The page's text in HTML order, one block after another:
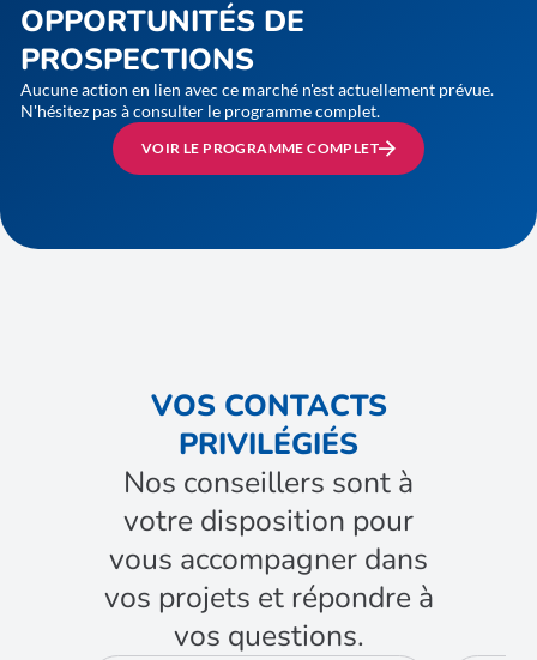
OPPORTUNITÉS DE
PROSPECTIONS
Aucune action en lien avec ce marché n'est actuellement prévue.
N'hésitez pas à consulter le programme complet.
VOIR LE PROGRAMME COMPLET
VOS CONTACTS
PRIVILÉGIÉS
Nos conseillers sont à
votre disposition pour
vous accompagner dans
vos projets et répondre à
vos questions.